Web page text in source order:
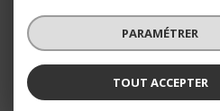
© 2026 | TOUS DROITS RÉSERVÉS |
POLITIQUE RGPD
PARAMÉTRER
TOUT ACCEPTER